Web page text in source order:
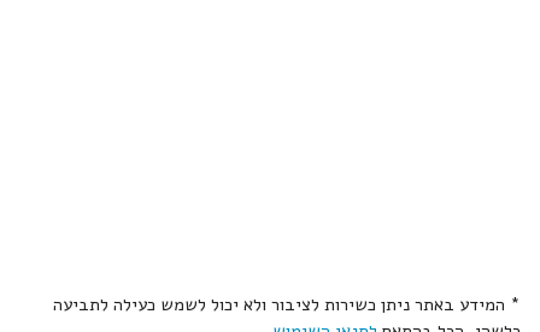
* המידע באתר ניתן כשירות לציבור ולא יכול לשמש כעילה לתביעה